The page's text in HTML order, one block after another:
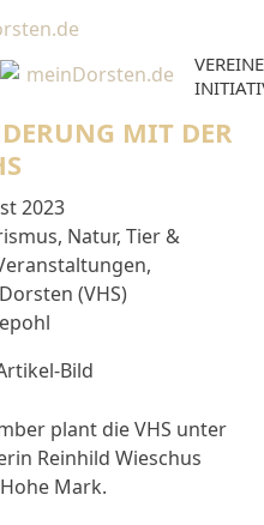
MIT DER
2023
, Natur, Tier &
,
(VHS)
plant die VHS unter
Reinhild Wieschus
Mark.